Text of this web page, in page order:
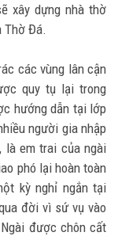
xây dựng nhà thờ
Thờ Đá.
các vùng lân cận
quy tụ lại trong
hướng dẫn tại lớp
người gia nhập
là em trai của ngài
phó lại hoàn toàn
kỳ nghỉ ngắn tại
đời vì sứ vụ vào
được chôn cất